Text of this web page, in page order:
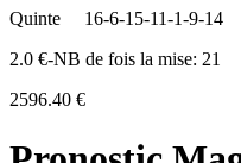
Quinte
16-6-15-11-1-9-14
2.0 €-NB de fois la mise: 21
2596.40 €